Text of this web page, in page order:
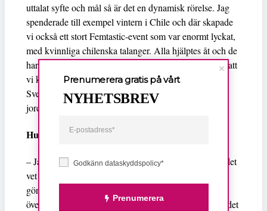
uttalat syfte och mål så är det en dynamisk rörelse. Jag
spenderade till exempel vintern i Chile och där skapade
vi också ett stort Femtastic-event som var enormt lyckat,
med kvinnliga chilenska talanger. Alla hjälptes åt och de
har fortsatt med idéerna och arbetet där borta. Jag tror att
vi kan ta det överallt, för de strukturer vi pratar om i
Sverige finns i allra högsta grad på andra platser på
jorden.
Hur pass uttalad är den feministiska tanken?
– Jag är verkligen uttalat feministisk i allt jag gör och det
vet alla som jobbar med mig. Ska man ha med oss att
göra ska man veta att det är baserat på en större
övertygelse om jämställdhet mellan kvinnor och män, det
Godkänn dataskyddspolicy*
Prenumerera
Prenumerera gratis på vårt
NYHETSBREV